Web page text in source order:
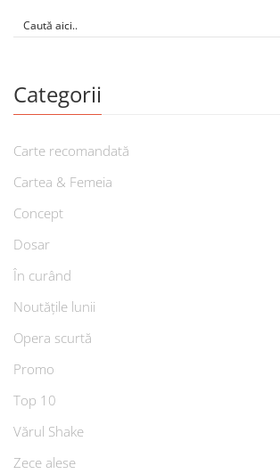
Categorii
Carte recomandată
Cartea & Femeia
Concept
Dosar
În curând
Noutățile lunii
Opera scurtă
Promo
Top 10
Vărul Shake
Zece alese